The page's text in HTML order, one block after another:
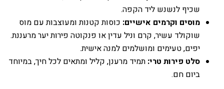
שכיף לנשנש ליד הקפה.
מוסים וקרמים אישיים: כוסות קטנות ומעוצבות עם מוס
שוקולד עשיר, קרם וניל עדין או פנקוטה פירות יער מרעננת.
יפים, טעימים ומושלמים למנה אישית.
סלט פירות טרי: תמיד מרענן, קליל ומתאים לכל חיך, במיוחד
ביום חם.